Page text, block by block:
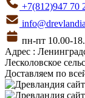
+7(812)947 70
пн-пт 10.00-
Адрес :
Лесколовское
Доставляем по